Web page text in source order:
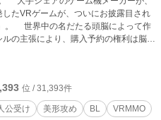
たVRゲームが、ついにお披露目され
。 世界中の名だたる頭脳によって作
の主張により、購入予約の権利は脳波
先するとされた。後から公開されたそ
。毒にも薬にもならない、選りすぐり
。そんな微妙な気持ちながら、ついに
位 / 31,393件
公受け 美形攻め BL VRMMO